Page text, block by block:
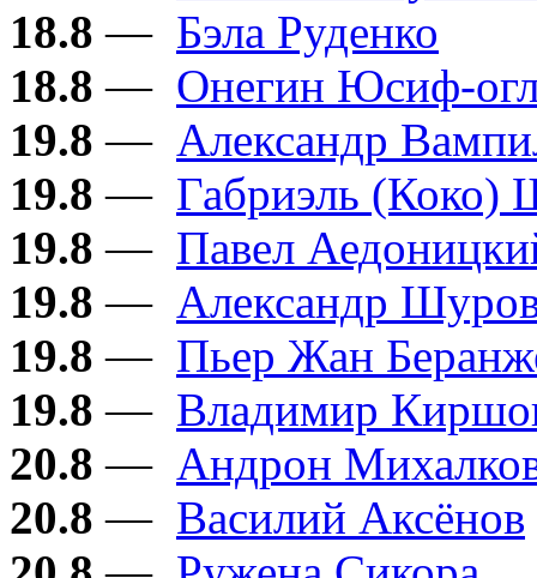
18.8 — Бэла Руденко
18.8 — Онегин Юсиф-
19.8 — Александр
19.8 — Габриэль (Коко)
19.8 — Павел
19.8 — Александр
19.8 — Пьер Жан
19.8 — Владимир
20.8 — Андрон
20.8 — Василий Аксёнов